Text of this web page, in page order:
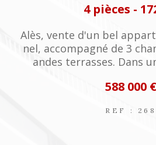
exception
deux gr
4
Superbe mas
niveaux ,
ux